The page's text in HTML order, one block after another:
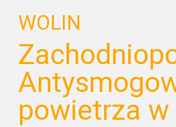
WOLIN
powietrza